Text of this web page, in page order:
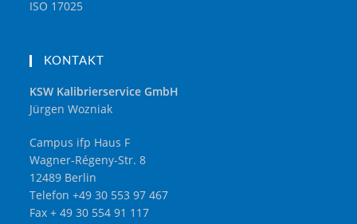
ISO 17025
KONTAKT
KSW Kalibrierservice GmbH
Jürgen Wozniak
Campus ifp Haus F
Wagner-Régeny-Str. 8
12489 Berlin
Telefon +49 30 553 97 467
Fax + 49 30 554 91 117